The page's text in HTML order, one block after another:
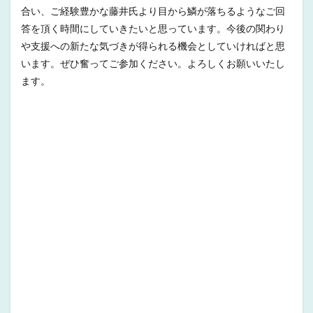
合い、ご経験豊かな藤井氏より目から鱗が落ちるようなご回
答を頂く時間にしていきたいと思っています。今後の関わり
や支援への新たな気づきが得られる機会としていければと思
います。ぜひ奮ってご参加ください。よろしくお願いいたし
ます。